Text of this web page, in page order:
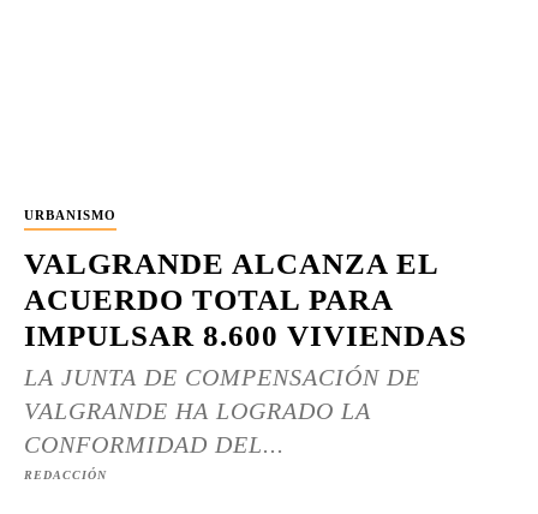
URBANISMO
VALGRANDE ALCANZA EL
ACUERDO TOTAL PARA
IMPULSAR 8.600 VIVIENDAS
LA JUNTA DE COMPENSACIÓN DE
VALGRANDE HA LOGRADO LA
CONFORMIDAD DEL...
REDACCIÓN